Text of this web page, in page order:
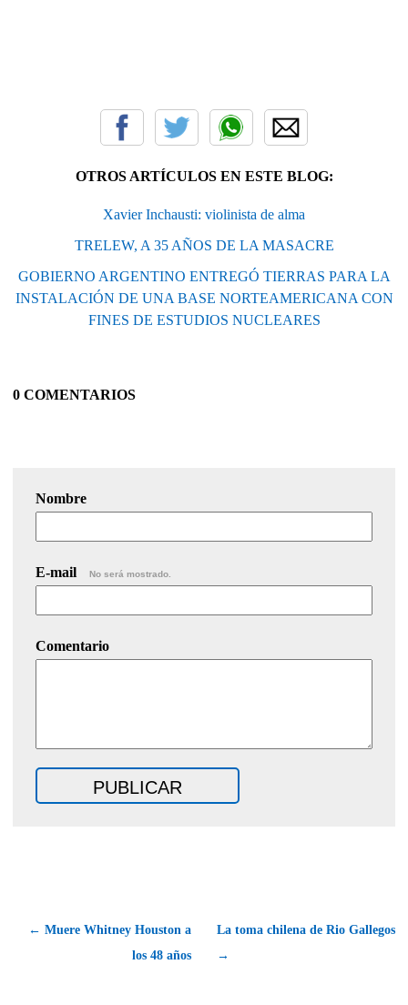
OTROS ARTÍCULOS EN ESTE BLOG:
Xavier Inchausti: violinista de alma
TRELEW, A 35 AÑOS DE LA MASACRE
GOBIERNO ARGENTINO ENTREGÓ TIERRAS PARA LA
INSTALACIÓN DE UNA BASE NORTEAMERICANA CON
FINES DE ESTUDIOS NUCLEARES
0 COMENTARIOS
Nombre
E-mail No será mostrado.
Comentario
← Muere Whitney Houston a
los 48 años
La toma chilena de Rio Gallegos
→